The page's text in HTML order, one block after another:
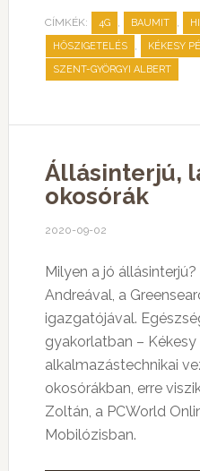
CÍMKÉK: 4G , BAUMIT ,
HŐSZIGETELÉS , KÉKESY
SZENT-GYÖRGYI ALBERT
Állásinterjú,
okosórák
2020-09-02
Milyen a jó
Andreával, a
igazgatójával.
gyakorlatban – Kékesy
alkalmazástechnikai
okosórákban, erre
Zoltán, a PCWorld
Mobilózisban.